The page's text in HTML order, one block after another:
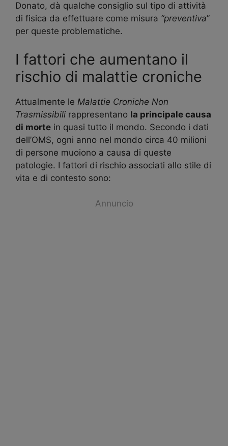
Donato, dà qualche consiglio sul tipo di attività
di fisica da effettuare come misura “preventiva”
per queste problematiche.
I fattori che aumentano il
rischio di malattie croniche
Attualmente le Malattie Croniche Non
Trasmissibili rappresentano la principale causa
di morte in quasi tutto il mondo. Secondo i dati
dell’OMS, ogni anno nel mondo circa 40 milioni
di persone muoiono a causa di queste
patologie. I fattori di rischio associati allo stile di
vita e di contesto sono:
Annuncio